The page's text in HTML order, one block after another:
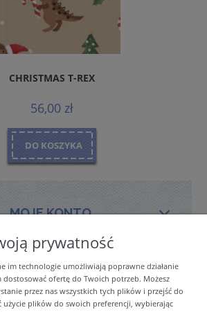
CHRISTMAS T-REX
56,00 zł
DO KOSZYKA
MOJE KONTO
I DOSTAWA
prywatność
im technologie umożliwiają poprawne działanie
ofertę do Twoich potrzeb. Możesz
przez nas wszystkich tych plików i przejść do
plików do swoich preferencji, wybierając